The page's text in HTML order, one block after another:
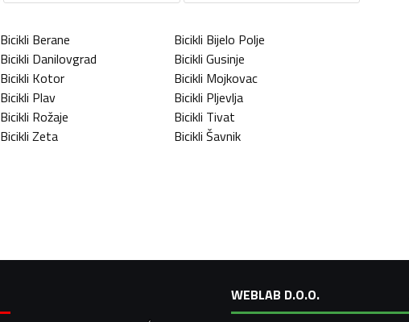
Bicikli Berane Bicikli Bijelo Polje
Bicikli Danilovgrad Bicikli Gusinje
Bicikli Kotor Bicikli Mojkovac
Bicikli Plav Bicikli Pljevlja
Bicikli Rožaje Bicikli Tivat
Bicikli Zeta Bicikli Šavnik
WEBLAB D.O.O.